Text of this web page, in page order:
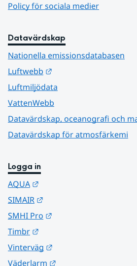
Policy för sociala medier
Datavärdskap
Nationella emissionsdatabasen
Luftwebb
Luftmiljödata
VattenWebb
Datavärdskap, oceanografi och
Datavärdskap för atmosfärkemi
Logga in
AQUA
SIMAIR
SMHI Pro
Timbr
Vinterväg
Väderlarm